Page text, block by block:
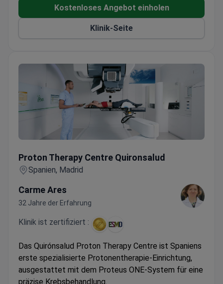
Da Vinci Xi und 3-Tesla-MRT.
Behandelt Erwachsene und Kinder, verfügt über
108 Privatzimmer und 15 Luxussuiten.
ISO 9001, ISO 14001 und ISO 50001 zertifiziert
Kostenloses Angebot einholen
Klinik-Seite
Proton Therapy Centre Quironsalud
Spanien, Madrid
Carme Ares
32 Jahre der Erfahrung
Klinik ist zertifiziert :
Das Quirónsalud Proton Therapy Centre ist Spaniens
erste spezialisierte Protonentherapie-Einrichtung,
ausgestattet mit dem Proteus ONE-System für eine
präzise Krebsbehandlung.